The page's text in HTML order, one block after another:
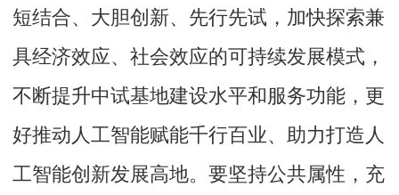
短结合、大胆创新、先行先试，加快探索兼
具经济效应、社会效应的可持续发展模式，
不断提升中试基地建设水平和服务功能，更
好推动人工智能赋能千行百业、助力打造人
工智能创新发展高地。要坚持公共属性，充